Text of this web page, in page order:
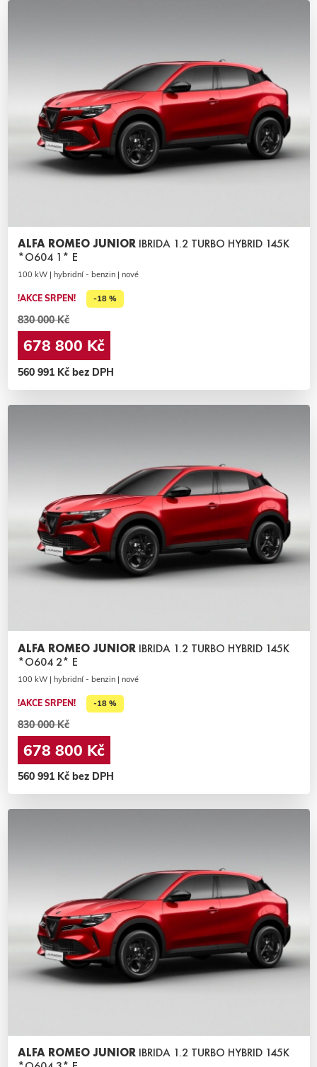
ALFA ROMEO JUNIOR IBRIDA 1.2 TURBO HYBRID 145K
*O604 1* E
100 kW | hybridní - benzin | nové
!AKCE SRPEN! -18 %
830 000 Kč
678 800 Kč
560 991 Kč bez DPH
ALFA ROMEO JUNIOR IBRIDA 1.2 TURBO HYBRID 145K
*O604 2* E
100 kW | hybridní - benzin | nové
!AKCE SRPEN! -18 %
830 000 Kč
678 800 Kč
560 991 Kč bez DPH
ALFA ROMEO JUNIOR IBRIDA 1.2 TURBO HYBRID 145K